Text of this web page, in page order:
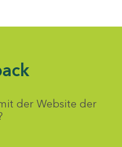
der Website der